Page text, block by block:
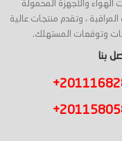
الهواء والأجهزة المحمولة
المراقبة ، وتقدم منتجات عالية
وتوقعات المستهلك.
بنا